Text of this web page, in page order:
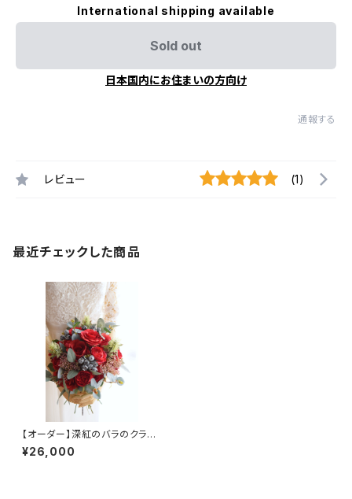
International shipping available
Sold out
日本国内にお住まいの方向け
通報する
レビュー (1)
最近チェックした商品
【オーダー】深紅のバラのクラッ
チブーケ
¥26,000